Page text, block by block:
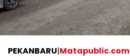
PEKANBARU|Matapublic.com